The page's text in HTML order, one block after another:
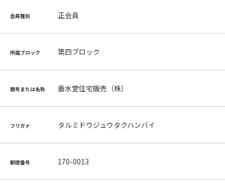
会員種別 正会員
所属ブロック 第四ブロック
商号または名称 垂水堂住宅販売（株）
フリガナ タルミドウジュウタクハンバイ
郵便番号 170-0013